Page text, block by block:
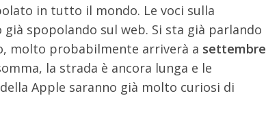
in tutto il mondo. Le voci sulla
spopolando sul web. Si sta già parlando
molto probabilmente arriverà a settembre
la strada è ancora lunga e le
Apple saranno già molto curiosi di